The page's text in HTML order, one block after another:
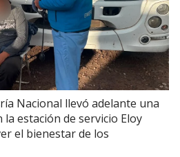
Nacional llevó adelante una
estación de servicio Eloy
el bienestar de los